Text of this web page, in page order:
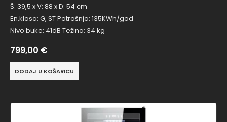
Š: 39,5 x V: 88 x D: 54 cm
En.klasa: G, ST Potrošnja: 135KWh/god
Nivo buke: 41dB Težina: 34 kg
799,00 €
DODAJ U KOŠARICU